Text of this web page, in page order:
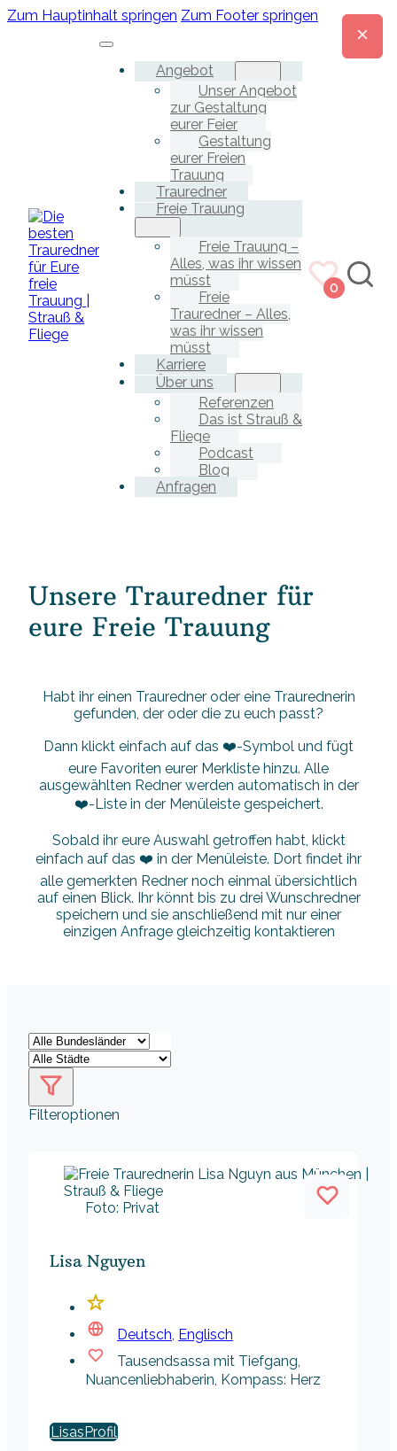
Zum Hauptinhalt springen Zum Footer springen
Angebot
Unser Angebot
zur Gestaltung
eurer Feier
Gestaltung
eurer Freien
Trauung
Trauredner
Freie Trauung
Freie Trauung –
Alles, was ihr wissen
müsst
Freie
Trauredner – Alles,
was ihr wissen
müsst
Karriere
Über uns
Referenzen
Das ist Strauß &
Fliege
Podcast
Blog
Anfragen
0
Unsere Trauredner für
eure Freie Trauung
Habt ihr einen Trauredner oder eine Traurednerin
gefunden, der oder die zu euch passt?
Dann klickt einfach auf das ❤️-Symbol und fügt
eure Favoriten eurer Merkliste hinzu. Alle
ausgewählten Redner werden automatisch in der
❤️-Liste in der Menüleiste gespeichert.
Sobald ihr eure Auswahl getroffen habt, klickt
einfach auf das ❤️ in der Menüleiste. Dort findet ihr
alle gemerkten Redner noch einmal übersichtlich
auf einen Blick. Ihr könnt bis zu drei Wunschredner
speichern und sie anschließend mit nur einer
einzigen Anfrage gleichzeitig kontaktieren
Filteroptionen
Foto: Privat
Lisa Nguyen
Deutsch, Englisch
Tausendsassa mit Tiefgang,
Nuancenliebhaberin, Kompass: Herz
Lisas